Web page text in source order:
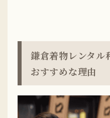
鎌倉着物レンタル
おすすめな理由